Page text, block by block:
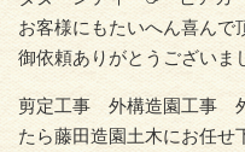
お客様にもたいへん喜んで
御依頼ありがとうござい
剪定工事 外構造園工事
たら藤田造園土木にお任せ